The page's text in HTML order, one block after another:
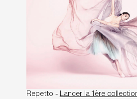
Repetto - Lancer la 1ère collection